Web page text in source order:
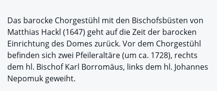
Das barocke Chorgestühl mit den Bischofsbüsten von
Matthias Hackl (1647) geht auf die Zeit der barocken
Einrichtung des Domes zurück. Vor dem Chorgestühl
befinden sich zwei Pfeileraltäre (um ca. 1728), rechts
dem hl. Bischof Karl Borromäus, links dem hl. Johannes
Nepomuk geweiht.